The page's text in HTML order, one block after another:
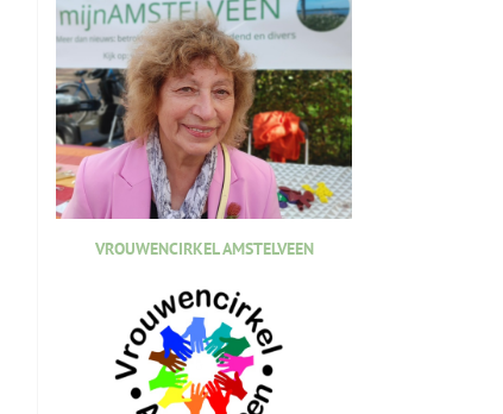
VROUWENCIRKEL AMSTELVEEN